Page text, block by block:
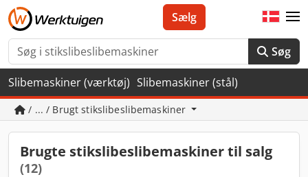
Søg
Sælg
Slibemaskiner (værktøj) Slibemaskiner (stål)
/ ... / Brugt stikslibeslibemaskiner
Brugte stikslibeslibemaskiner til salg
(12)